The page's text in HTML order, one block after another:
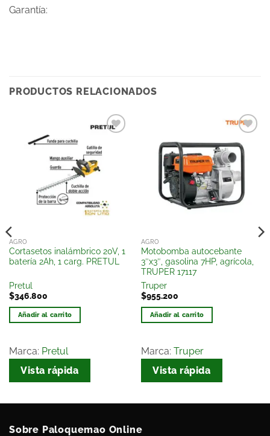
Garantía:
PRODUCTOS RELACIONADOS
a la
lista
de
AGRO
Cortasetos inalámbrico 20V, 1
batería 2Ah, 1 carg. PRETUL
Pretul
$346.800
Añadir al carrito
Marca: Pretul
Vista rápida
Añadir
a la
lista
de
deseos
AGRO
Motobomba autocebante
3″x3″, gasolina 7HP, agrícola,
TRUPER 17117
Truper
$955.200
Añadir al carrito
Marca: Truper
Vista rápida
Sobre Paloquemao Online